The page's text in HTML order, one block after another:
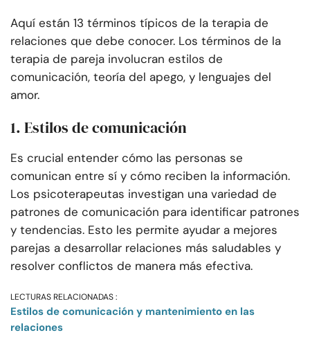
Aquí están 13 términos típicos de la terapia de
relaciones que debe conocer. Los términos de la
terapia de pareja involucran estilos de
comunicación, teoría del apego, y lenguajes del
amor.
1. Estilos de comunicación
Es crucial entender cómo las personas se
comunican entre sí y cómo reciben la información.
Los psicoterapeutas investigan una variedad de
patrones de comunicación para identificar patrones
y tendencias. Esto les permite ayudar a mejores
parejas a desarrollar relaciones más saludables y
resolver conflictos de manera más efectiva.
LECTURAS RELACIONADAS :
Estilos de comunicación y mantenimiento en las
relaciones